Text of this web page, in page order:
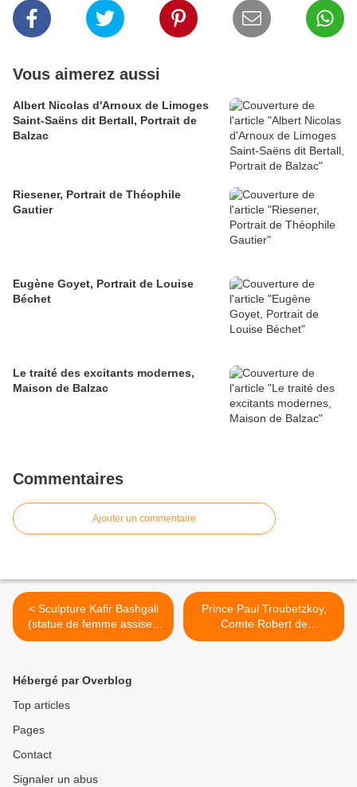
Vous aimerez aussi
Albert Nicolas d'Arnoux de Limoges
Saint-Saëns dit Bertall, Portrait de
Balzac
Riesener, Portrait de Théophile
Gautier
Eugène Goyet, Portrait de Louise
Béchet
Le traité des excitants modernes,
Maison de Balzac
Commentaires
Ajouter un commentaire
< Sculpture Kafir Bashgali
(statue de femme assise),
Pakistan
Prince Paul Troubetzkoy,
Comte Robert de
Montesquiou >
Hébergé par Overblog
Top articles
Pages
Contact
Signaler un abus